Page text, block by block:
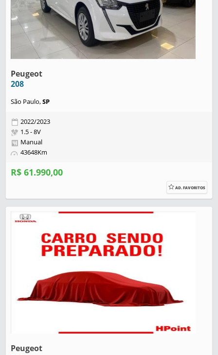
Peugeot
208
São Paulo,SP
2022/2023
1.5 - 8V
Manual
43648Km
R$ 61.990,00
AD. FAVORITOS
Peugeot